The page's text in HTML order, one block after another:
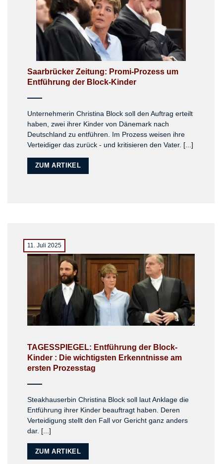
Saarbrücker Zeitung: Promi-Prozess um
Entführung der Block-Kinder
Unternehmerin Christina Block soll den Auftrag erteilt
haben, zwei ihrer Kinder von Dänemark nach
Deutschland zu entführen. Im Prozess weisen ihre
Verteidiger das zurück - und kritisieren den Vater. [...]
ZUM ARTIKEL
TAGESSPIEGEL: Entführung der Block-
Kinder : Die wichtigsten Erkenntnisse am
ersten Prozesstag
11. Juli 2025
Steakhauserbin Christina Block soll laut Anklage die
Entführung ihrer Kinder beauftragt haben. Deren
Verteidigung stellt den Fall vor Gericht ganz anders
dar. [...]
ZUM ARTIKEL